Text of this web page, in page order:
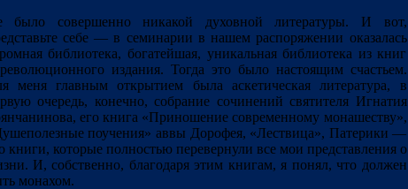
было совершенно никакой духовной литературы. И вот,
себе ― в семинарии в нашем распоряжении оказалась
библиотека, богатейшая, уникальная библиотека из книг
издания. Тогда это было настоящим счастьем.
меня главным открытием была аскетическая литература, в
очередь, конечно, собрание сочинений святителя Игнатия
его книга «Приношение современному монашеству»,
поучения» аввы Дорофея, «Лествица», Патерики ―
книги, которые полностью перевернули все мои представления о
И, собственно, благодаря этим книгам, я понял, что должен
монахом.